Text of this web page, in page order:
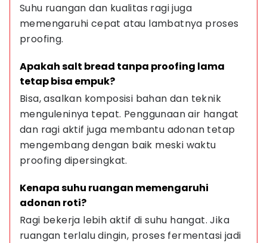
Suhu ruangan dan kualitas ragi juga
memengaruhi cepat atau lambatnya proses
proofing.
Apakah salt bread tanpa proofing lama
tetap bisa empuk?
Bisa, asalkan komposisi bahan dan teknik
menguleninya tepat. Penggunaan air hangat
dan ragi aktif juga membantu adonan tetap
mengembang dengan baik meski waktu
proofing dipersingkat.
Kenapa suhu ruangan memengaruhi
adonan roti?
Ragi bekerja lebih aktif di suhu hangat. Jika
ruangan terlalu dingin, proses fermentasi jadi